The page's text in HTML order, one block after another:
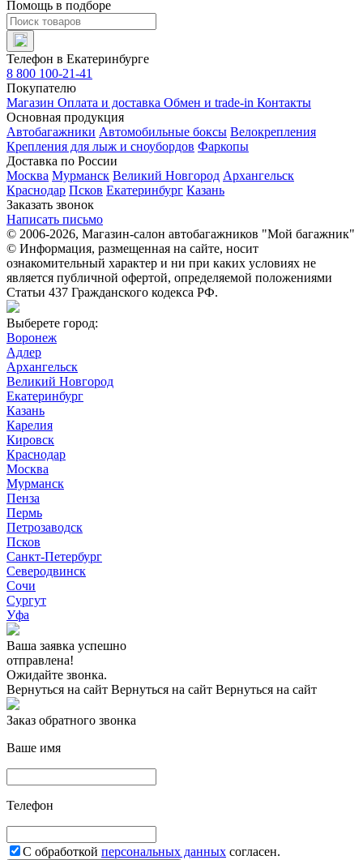
Помощь в подборе
Телефон в Екатеринбурге
8 800 100-21-41
Покупателю
Магазин Оплата и доставка Обмен и trade-in Контакты
Основная продукция
Автобагажники Автомобильные боксы Велокрепления
Крепления для лыж и сноубордов Фаркопы
Доставка по России
Москва Мурманск Великий Новгород Архангельск
Краснодар Псков Екатеринбург Казань
Заказать звонок
Написать письмо
© 2006-2026, Магазин-салон автобагажников "Мой багажник"
© Информация, размещенная на сайте, носит
ознакомительный характер и ни при каких условиях не
является публичной офертой, определяемой положениями
Статьи 437 Гражданского кодекса РФ.
Выберете город:
Воронеж
Адлер
Архангельск
Великий Новгород
Екатеринбург
Казань
Карелия
Кировск
Краснодар
Москва
Мурманск
Пенза
Пермь
Петрозаводск
Псков
Санкт-Петербург
Северодвинск
Сочи
Сургут
Уфа
Ваша заявка успешно
отправлена!
Ожидайте звонка.
Вернуться на сайт Вернуться на сайт Вернуться на сайт
Заказ обратного звонка
Ваше имя
Телефон
С обработкой персональных данных согласен.